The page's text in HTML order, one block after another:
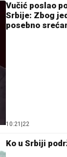
Vučić poslao
Srbije: Zbog
posebno
10:21 22
Ko u Srbiji